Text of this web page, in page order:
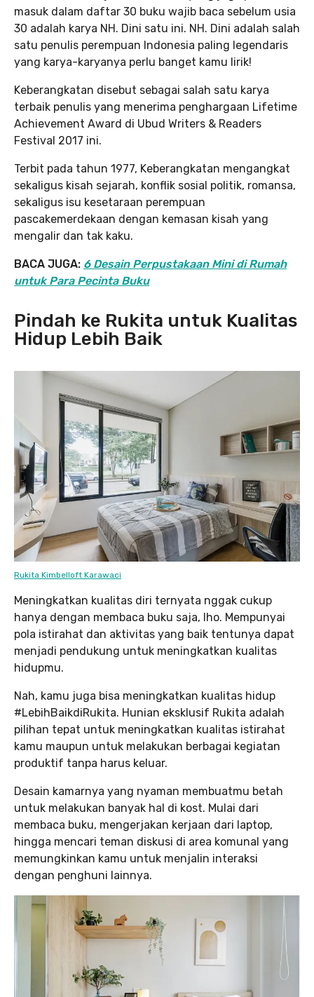
masuk dalam daftar 30 buku wajib baca sebelum usia
30 adalah karya NH. Dini satu ini. NH. Dini adalah salah
satu penulis perempuan Indonesia paling legendaris
yang karya-karyanya perlu banget kamu lirik!
Keberangkatan disebut sebagai salah satu karya
terbaik penulis yang menerima penghargaan Lifetime
Achievement Award di Ubud Writers & Readers
Festival 2017 ini.
Terbit pada tahun 1977, Keberangkatan mengangkat
sekaligus kisah sejarah, konflik sosial politik, romansa,
sekaligus isu kesetaraan perempuan
pascakemerdekaan dengan kemasan kisah yang
mengalir dan tak kaku.
BACA JUGA: 6 Desain Perpustakaan Mini di Rumah
untuk Para Pecinta Buku
Pindah ke Rukita untuk Kualitas
Hidup Lebih Baik
Rukita Kimbelloft Karawaci
Meningkatkan kualitas diri ternyata nggak cukup
hanya dengan membaca buku saja, lho. Mempunyai
pola istirahat dan aktivitas yang baik tentunya dapat
menjadi pendukung untuk meningkatkan kualitas
hidupmu.
Nah, kamu juga bisa meningkatkan kualitas hidup
#LebihBaikdiRukita. Hunian eksklusif Rukita adalah
pilihan tepat untuk meningkatkan kualitas istirahat
kamu maupun untuk melakukan berbagai kegiatan
produktif tanpa harus keluar.
Desain kamarnya yang nyaman membuatmu betah
untuk melakukan banyak hal di kost. Mulai dari
membaca buku, mengerjakan kerjaan dari laptop,
hingga mencari teman diskusi di area komunal yang
memungkinkan kamu untuk menjalin interaksi
dengan penghuni lainnya.